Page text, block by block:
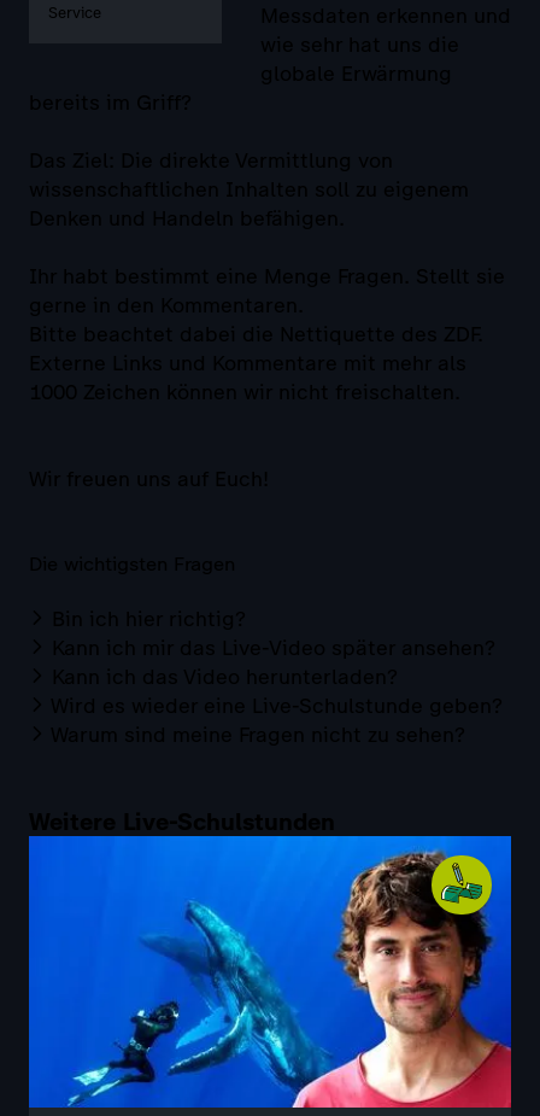
Service
Messdaten erkennen und
wie sehr hat uns die
globale Erwärmung
bereits im Griff?
Das Ziel: Die direkte Vermittlung von
wissenschaftlichen Inhalten soll zu eigenem
Denken und Handeln befähigen.
Ihr habt bestimmt eine Menge Fragen. Stellt sie
gerne in den Kommentaren.
Bitte beachtet dabei die Nettiquette des ZDF.
Externe Links und Kommentare mit mehr als
1000 Zeichen können wir nicht freischalten.
Wir freuen uns auf Euch!
Die wichtigsten Fragen
Bin ich hier richtig?
Kann ich mir das Live-Video später ansehen?
Kann ich das Video herunterladen?
Wird es wieder eine Live-Schulstunde geben?
Warum sind meine Fragen nicht zu sehen?
Weitere Live-Schulstunden